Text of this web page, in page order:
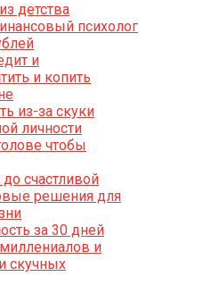
детства
психолог
и
и копить
из-за скуки
личности
чтобы
счастливой
решения для
за 30 дней
и
скучных